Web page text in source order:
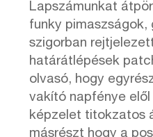
Lapszámunkat
funky pimaszságok,
szigorban
határátlépések
olvasó, hogy
vakító napfénye elől
képzelet titokzatos
másrészt hogy a